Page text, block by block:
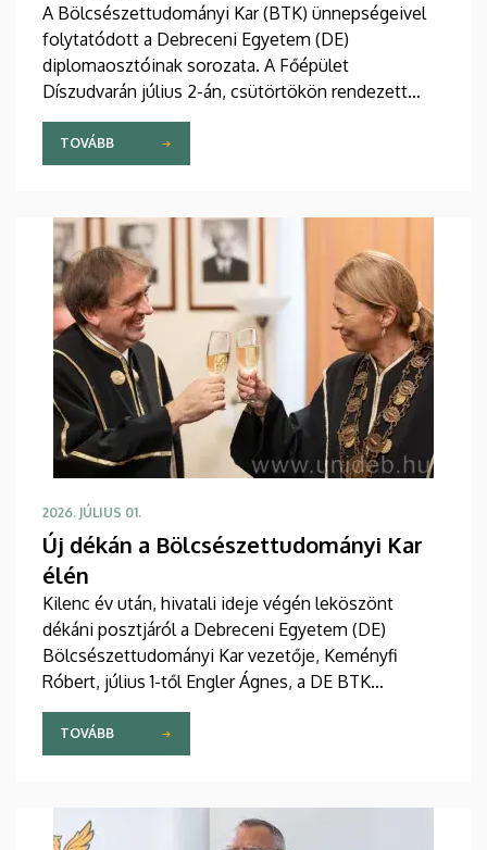
A Bölcsészettudományi Kar (BTK) ünnepségeivel
folytatódott a Debreceni Egyetem (DE)
diplomaosztóinak sorozata. A Főépület
Díszudvarán július 2-án, csütörtökön rendezett
három esemény keretében több mint 800 végzős
vehette át oklevelét, emellett elismeréseket és a
DE Hallgatói Önkormányzat kitüntetéseit is
TOVÁBB
2026. JÚLIUS 01.
Új dékán a Bölcsészettudományi Kar
élén
Kilenc év után, hivatali ideje végén leköszönt
dékáni posztjáról a Debreceni Egyetem (DE)
Bölcsészettudományi Kar vezetője, Keményfi
Róbert, július 1-től Engler Ágnes, a DE BTK
Nevelés- és Művelődéstudományi Intézet
professzora irányítja dékánként a kar munkáját. Az
ünnepélyes láncátadó ünnepséget június 30-án,
TOVÁBB